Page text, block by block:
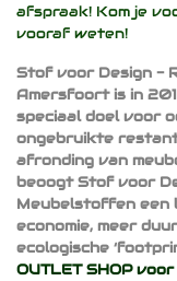
afspraak! Kom je
vooraf weten!
Stof voor Design -
Amersfoort is in
speciaal doel voor
ongebruikte
afronding van
beoogt Stof voor
Meubelstoffen een
economie, meer
ecologische
OUTLET SHOP